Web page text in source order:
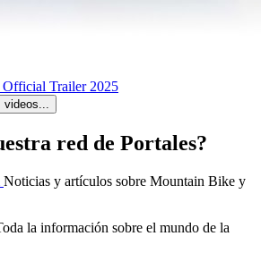
Trailer 2025
videos...
red de Portales?
Noticias y artículos sobre Mountain Bike y
la información sobre el mundo de la